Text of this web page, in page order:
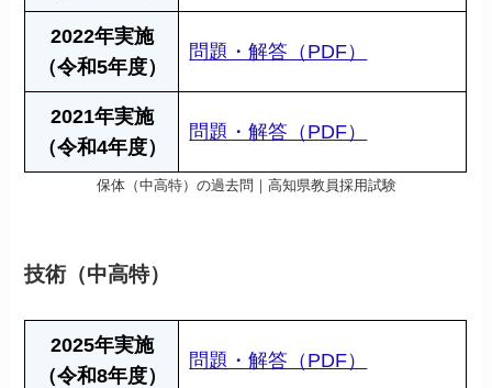
2022年実施
（令和5年度）
問題・解答（PDF）
2021年実施
（令和4年度）
問題・解答（PDF）
保体（中高特）の過去問｜高知県教員採用試験
技術（中高特）
2025年実施
（令和8年度）
問題・解答（PDF）